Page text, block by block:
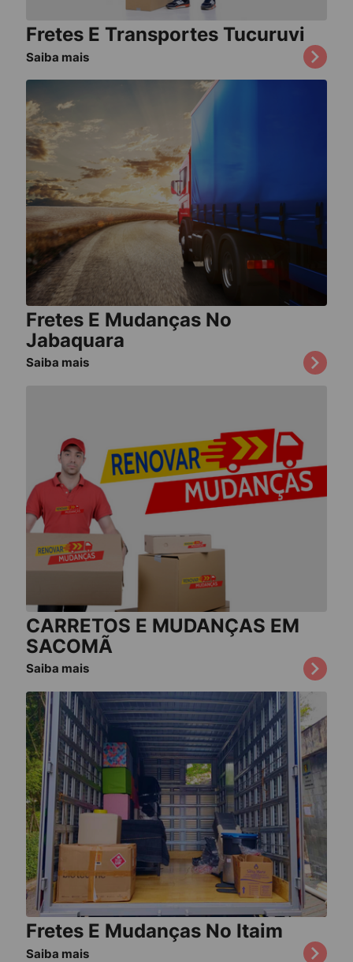
Fretes E Transportes Tucuruvi
Saiba mais
Fretes E Mudanças No
Jabaquara
Saiba mais
CARRETOS E MUDANÇAS EM
SACOMÃ
Saiba mais
Fretes E Mudanças No Itaim
Saiba mais